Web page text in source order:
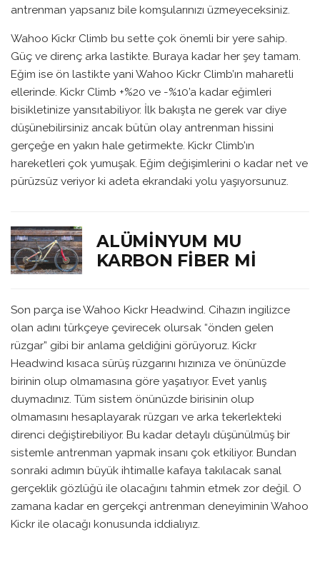
antrenman yapsanız bile komşularınızı üzmeyeceksiniz.
Wahoo Kickr Climb bu sette çok önemli bir yere sahip.
Güç ve direnç arka lastikte. Buraya kadar her şey tamam.
Eğim ise ön lastikte yani Wahoo Kickr Climb’ın maharetli
ellerinde. Kickr Climb +%20 ve -%10’a kadar eğimleri
bisikletinize yansıtabiliyor. İlk bakışta ne gerek var diye
düşünebilirsiniz ancak bütün olay antrenman hissini
gerçeğe en yakın hale getirmekte. Kickr Climb’ın
hareketleri çok yumuşak. Eğim değişimlerini o kadar net ve
pürüzsüz veriyor ki adeta ekrandaki yolu yaşıyorsunuz.
ALÜMINYUM MU
KARBON FIBER MI
Son parça ise Wahoo Kickr Headwind. Cihazın ingilizce
olan adını türkçeye çevirecek olursak “önden gelen
rüzgar” gibi bir anlama geldiğini görüyoruz. Kickr
Headwind kısaca sürüş rüzgarını hızınıza ve önünüzde
birinin olup olmamasına göre yaşatıyor. Evet yanlış
duymadınız. Tüm sistem önünüzde birisinin olup
olmamasını hesaplayarak rüzgarı ve arka tekerlekteki
direnci değiştirebiliyor. Bu kadar detaylı düşünülmüş bir
sistemle antrenman yapmak insanı çok etkiliyor. Bundan
sonraki adımın büyük ihtimalle kafaya takılacak sanal
gerçeklik gözlüğü ile olacağını tahmin etmek zor değil. O
zamana kadar en gerçekçi antrenman deneyiminin Wahoo
Kickr ile olacağı konusunda iddialıyız.